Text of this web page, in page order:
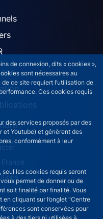
de connexion, dits « cookies »,
sont nécessaires au
ce site requiert l’utilisation de
Ces cookies requis
des services proposés par des
Youtube) et génèrent des
conformément à leur
les cookies requis seront
permet de donner ou de
soit finalité par finalité. Vous
cliquant sur l’onglet "Centre
sont conservées pour
France